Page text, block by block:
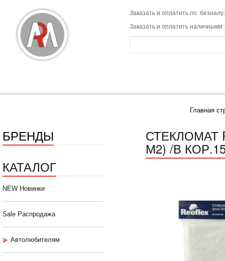
Заказать и оплатить по
Заказать и оплатить наличными
Главная
БРЕНДЫ
КАТАЛОГ
NEW Новинки
Sale Распродажа
Автолюбителям
СТЕКЛОМАТ
М2) /В